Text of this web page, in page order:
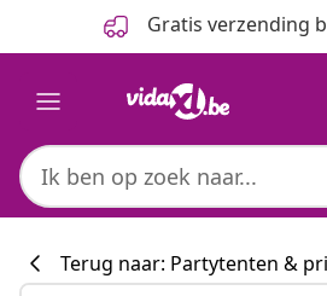
Gratis verzending
Terug naar: Partytenten &